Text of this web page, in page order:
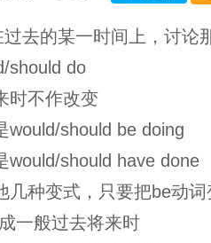
去的某一时间上，讨论
should do
时不作改变
would/should be doing
would/should have done
几种变式，只要把be动
一般过去将来时